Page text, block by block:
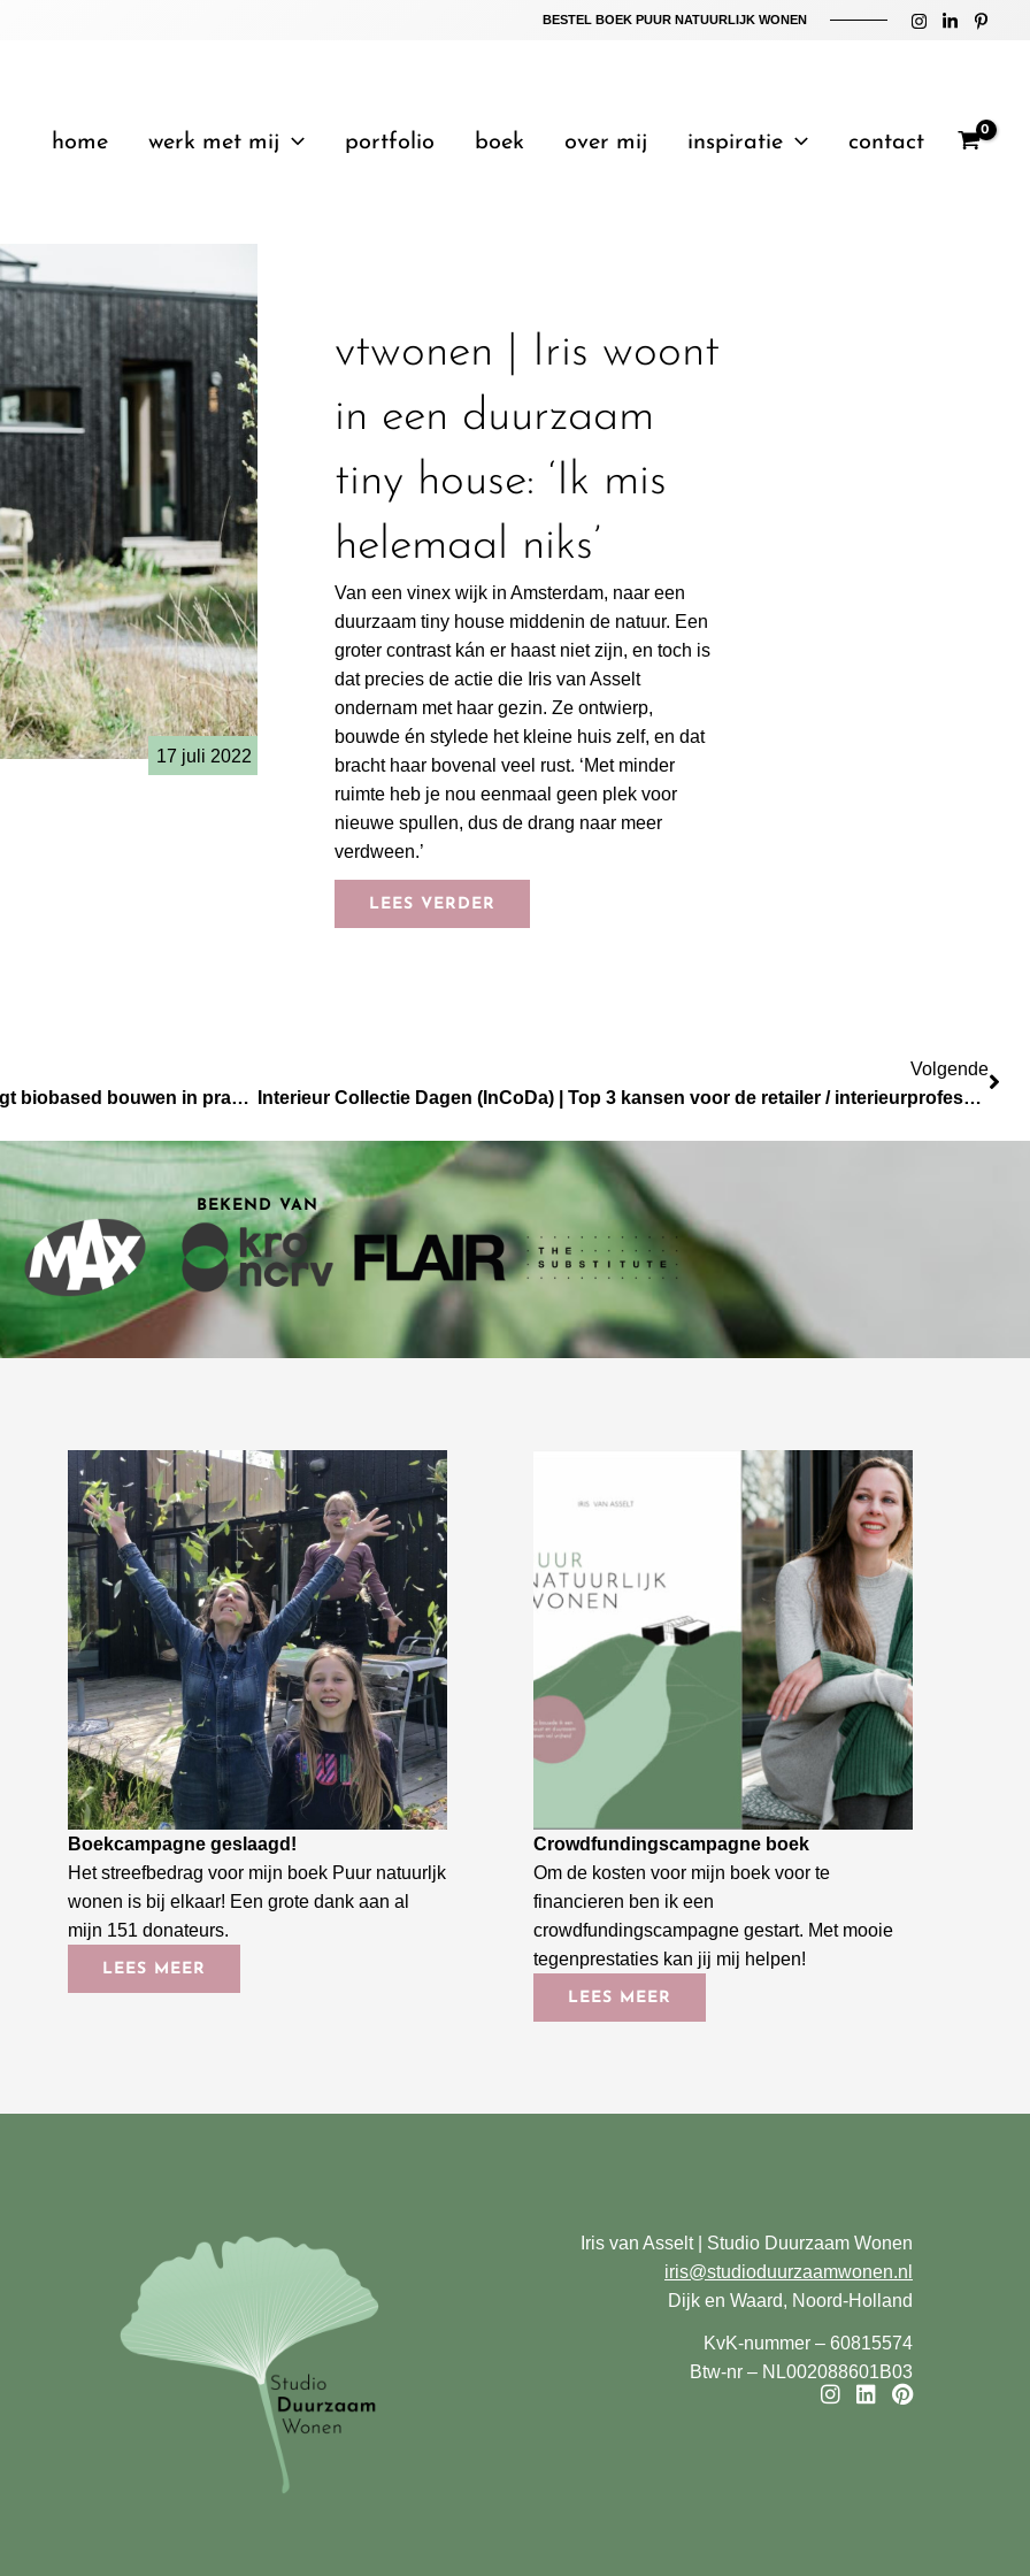
BESTEL BOEK PUUR NATUURLIJK WONEN
home werk met mij portfolio boek over mij inspiratie contact
17 juli 2022
vtwonen | Iris woont
in een duurzaam
tiny house: ‘Ik mis
helemaal niks’
Van een vinex wijk in Amsterdam, naar een
duurzaam tiny house middenin de natuur. Een
groter contrast kán er haast niet zijn, en toch is
dat precies de actie die Iris van Asselt
ondernam met haar gezin. Ze ontwierp,
bouwde én stylede het kleine huis zelf, en dat
bracht haar bovenal veel rust. ‘Met minder
ruimte heb je nou eenmaal geen plek voor
nieuwe spullen, dus de drang naar meer
verdween.’
LEES VERDER
De Andere Krant | Woongemeenschap LiberTerra brengt biobased bouwen in praktijk
Volgende
Interieur Collectie Dagen (InCoDa) | Top 3 kansen voor de retailer / interieurprofessional van de toekomst
BEKEND VAN
Boekcampagne geslaagd!
Het streefbedrag voor mijn boek Puur natuurljk
wonen is bij elkaar! Een grote dank aan al
mijn 151 donateurs.
LEES MEER
Crowdfundingscampagne boek
Om de kosten voor mijn boek voor te
financieren ben ik een
crowdfundingscampagne gestart. Met mooie
tegenprestaties kan jij mij helpen!
LEES MEER
Iris van Asselt | Studio Duurzaam Wonen
iris@studioduurzaamwonen.nl
Dijk en Waard, Noord-Holland
KvK-nummer – 60815574
Btw-nr – NL002088601B03
I
L
P